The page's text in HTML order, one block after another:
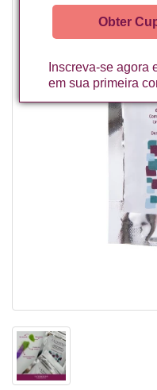
Obter
Inscreva-se agora
em sua primeira